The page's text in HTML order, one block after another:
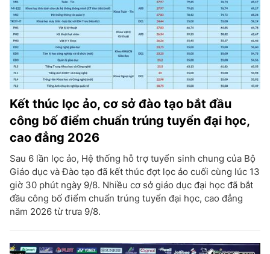
Kết thúc lọc ảo, cơ sở đào tạo bắt đầu
công bố điểm chuẩn trúng tuyển đại học,
cao đẳng 2026
Sau 6 lần lọc ảo, Hệ thống hỗ trợ tuyển sinh chung của Bộ
Giáo dục và Đào tạo đã kết thúc đợt lọc ảo cuối cùng lúc 13
giờ 30 phút ngày 9/8. Nhiều cơ sở giáo dục đại học đã bắt
đầu công bố điểm chuẩn trúng tuyển đại học, cao đẳng
năm 2026 từ trưa 9/8.